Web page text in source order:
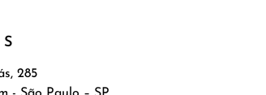
285